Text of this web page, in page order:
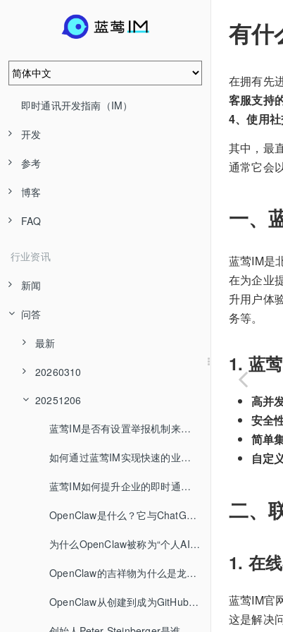
即时通讯开发指南（IM）
开发
参考
博客
FAQ
行业资讯
新闻
问答
最新
20260310
20251206
蓝莺IM是否有设置举报机制来保护用户权益？
如何通过蓝莺IM实现快速的业务沟通与协作？
蓝莺IM如何提升企业的即时通讯效率？
OpenClaw是什么？它与ChatGPT有什么区别？
为什么OpenClaw被称为“个人AI操作系统”？
OpenClaw的吉祥物为什么是龙虾？“养虾”文化是怎么来的？
OpenClaw从创建到成为GitHub全球第一用了多长时间？
有什
在拥有先
客服支持
4、使用
其中，最
通常它会
一、
蓝莺IM是
在为企业
升用户体
务等。
1. 蓝
高并
安全
简单
自定
二、
1. 在
蓝莺IM官
这是解决